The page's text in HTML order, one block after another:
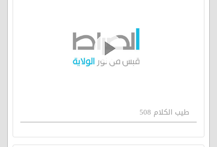
طيب الكلام 508